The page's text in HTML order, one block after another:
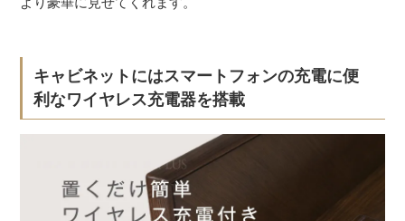
キャビネットにはスマートフォンの充電に便
利なワイヤレス充電器を搭載